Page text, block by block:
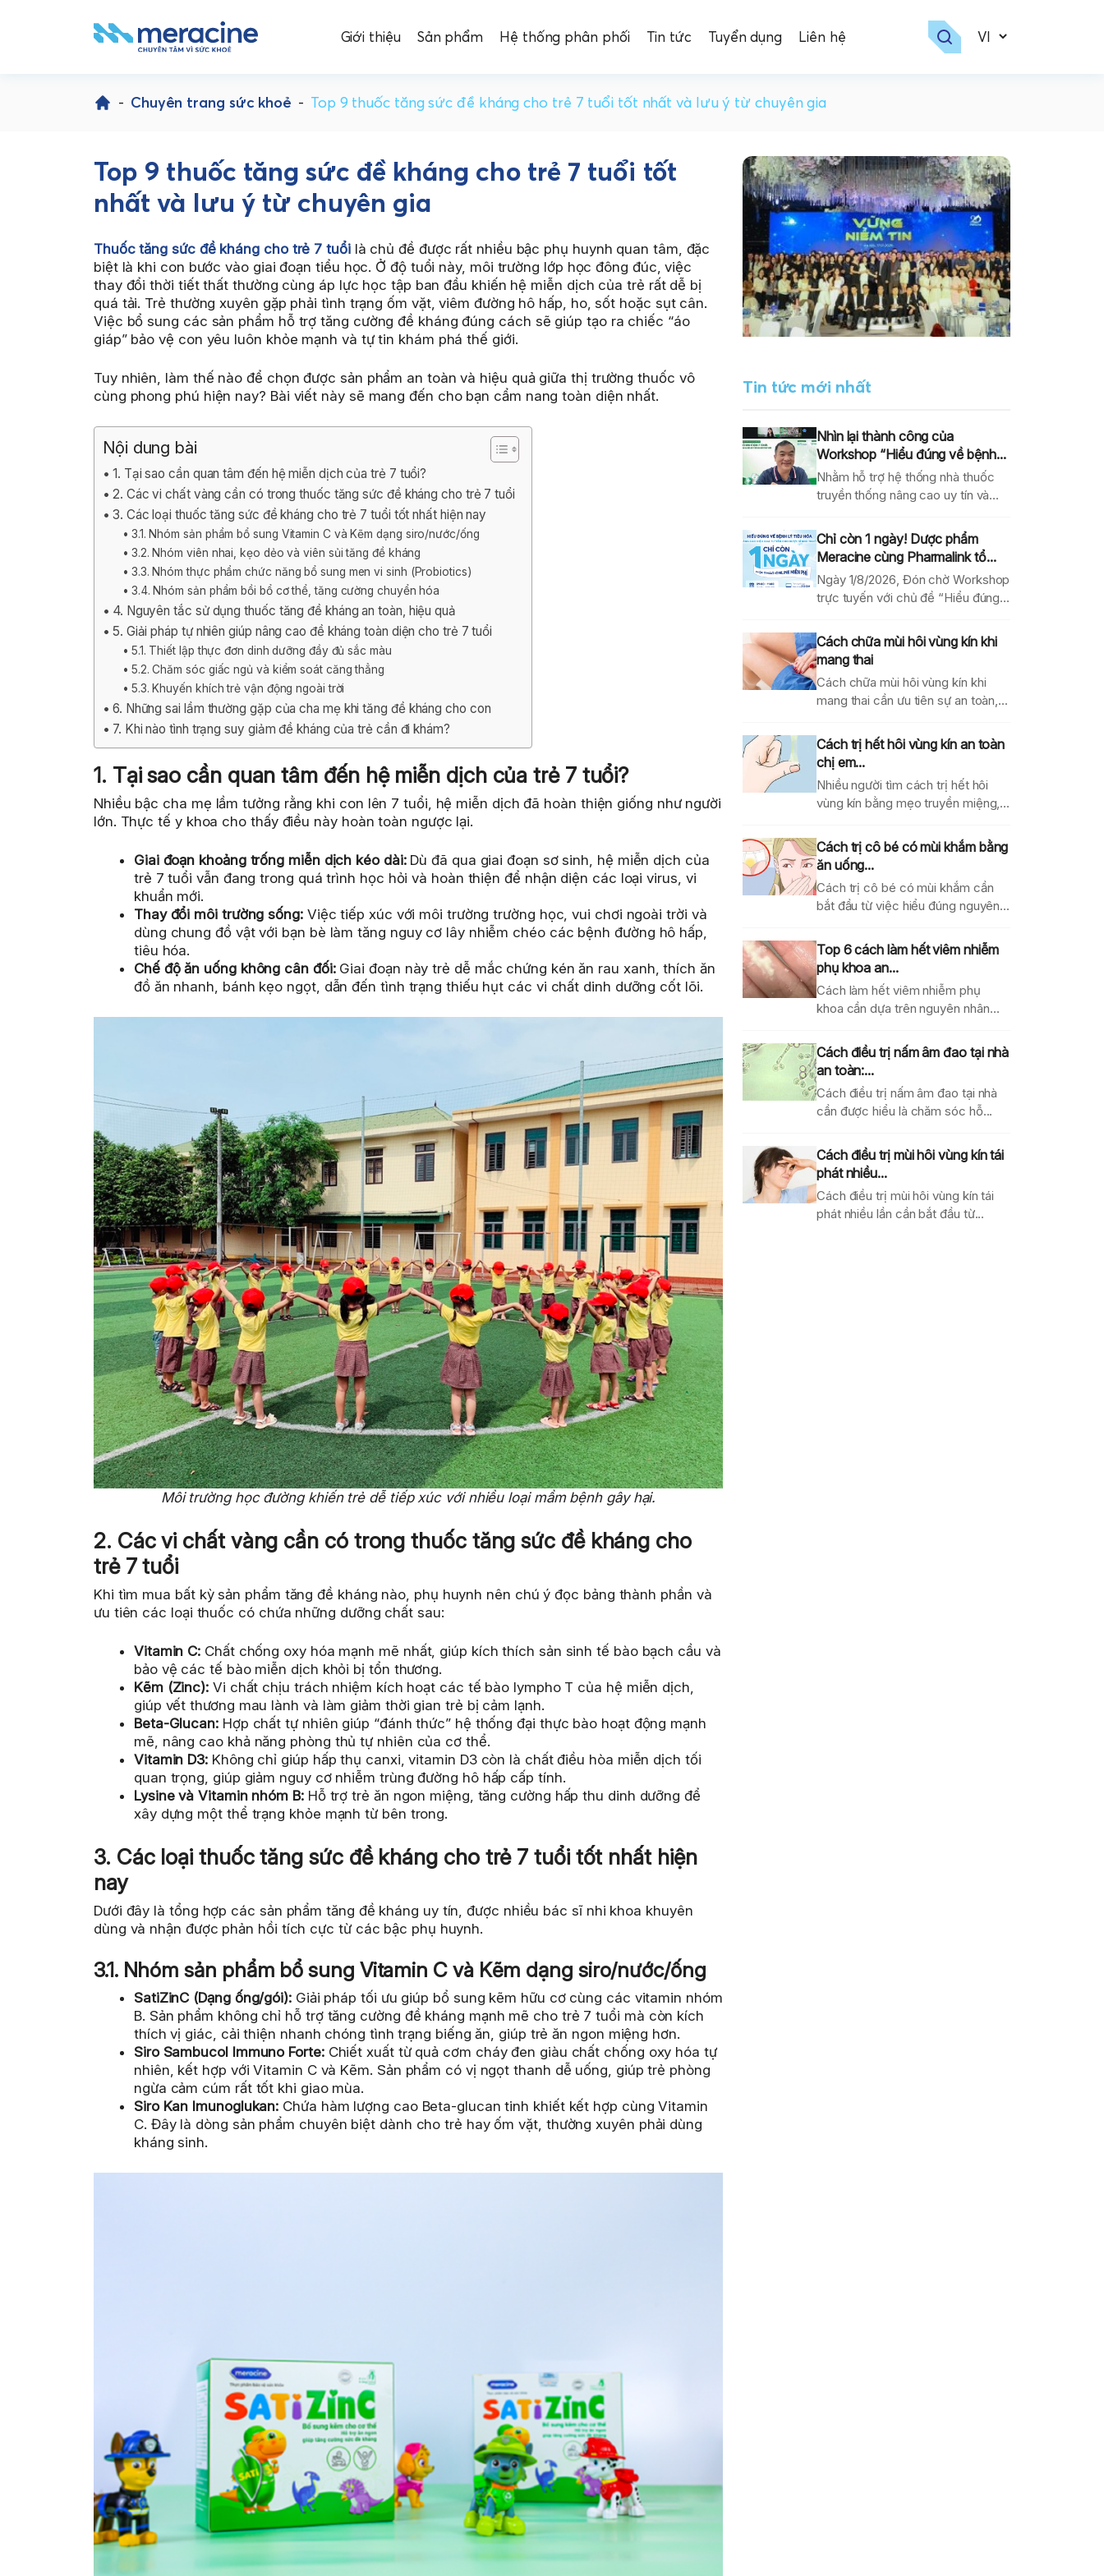
Giới thiệu Sản phẩm Hệ thống phân phối Tin tức Tuyển dụng Liên hệ
- Chuyên trang sức khoẻ - Top 9 thuốc tăng sức đề kháng cho trẻ 7 tuổi tốt nhất và lưu ý từ chuyên gia
Top 9 thuốc tăng sức đề kháng cho trẻ 7 tuổi tốt
nhất và lưu ý từ chuyên gia
Thuốc tăng sức đề kháng cho trẻ 7 tuổilà chủ đề được rất nhiều bậc phụ huynh quan tâm, đặc
biệt là khi con bước vào giai đoạn tiểu học. Ở độ tuổi này, môi trường lớp học đông đúc, việc
thay đổi thời tiết thất thường cùng áp lực học tập ban đầu khiến hệ miễn dịch của trẻ rất dễ bị
quá tải. Trẻ thường xuyên gặp phải tình trạng ốm vặt, viêm đường hô hấp, ho, sốt hoặc sụt cân.
Việc bổ sung các sản phẩm hỗ trợ tăng cường đề kháng đúng cách sẽ giúp tạo ra chiếc “áo
giáp” bảo vệ con yêu luôn khỏe mạnh và tự tin khám phá thế giới.
Tuy nhiên, làm thế nào để chọn được sản phẩm an toàn và hiệu quả giữa thị trường thuốc vô
cùng phong phú hiện nay? Bài viết này sẽ mang đến cho bạn cẩm nang toàn diện nhất.
Nội dung bài
1. Tại sao cần quan tâm đến hệ miễn dịch của trẻ 7 tuổi?
2. Các vi chất vàng cần có trong thuốc tăng sức đề kháng cho trẻ 7 tuổi
3. Các loại thuốc tăng sức đề kháng cho trẻ 7 tuổi tốt nhất hiện nay
3.1. Nhóm sản phẩm bổ sung Vitamin C và Kẽm dạng siro/nước/ống
3.2. Nhóm viên nhai, kẹo dẻo và viên sủi tăng đề kháng
3.3. Nhóm thực phẩm chức năng bổ sung men vi sinh (Probiotics)
3.4. Nhóm sản phẩm bồi bổ cơ thể, tăng cường chuyển hóa
4. Nguyên tắc sử dụng thuốc tăng đề kháng an toàn, hiệu quả
5. Giải pháp tự nhiên giúp nâng cao đề kháng toàn diện cho trẻ 7 tuổi
5.1. Thiết lập thực đơn dinh dưỡng đầy đủ sắc màu
5.2. Chăm sóc giấc ngủ và kiểm soát căng thẳng
5.3. Khuyến khích trẻ vận động ngoài trời
6. Những sai lầm thường gặp của cha mẹ khi tăng đề kháng cho con
7. Khi nào tình trạng suy giảm đề kháng của trẻ cần đi khám?
1. Tại sao cần quan tâm đến hệ miễn dịch của trẻ 7 tuổi?
Nhiều bậc cha mẹ lầm tưởng rằng khi con lên 7 tuổi, hệ miễn dịch đã hoàn thiện giống như người
lớn. Thực tế y khoa cho thấy điều này hoàn toàn ngược lại.
Giai đoạn khoảng trống miễn dịch kéo dài:Dù đã qua giai đoạn sơ sinh, hệ miễn dịch của
trẻ 7 tuổi vẫn đang trong quá trình học hỏi và hoàn thiện để nhận diện các loại virus, vi
khuẩn mới.
Thay đổi môi trường sống:Việc tiếp xúc với môi trường trường học, vui chơi ngoài trời và
dùng chung đồ vật với bạn bè làm tăng nguy cơ lây nhiễm chéo các bệnh đường hô hấp,
tiêu hóa.
Chế độ ăn uống không cân đối:Giai đoạn này trẻ dễ mắc chứng kén ăn rau xanh, thích ăn
đồ ăn nhanh, bánh kẹo ngọt, dẫn đến tình trạng thiếu hụt các vi chất dinh dưỡng cốt lõi.
Môi trường học đường khiến trẻ dễ tiếp xúc với nhiều loại mầm bệnh gây hại.
2. Các vi chất vàng cần có trong thuốc tăng sức đề kháng cho
trẻ 7 tuổi
Khi tìm mua bất kỳ sản phẩm tăng đề kháng nào, phụ huynh nên chú ý đọc bảng thành phần và
ưu tiên các loại thuốc có chứa những dưỡng chất sau:
Vitamin C: Chất chống oxy hóa mạnh mẽ nhất, giúp kích thích sản sinh tế bào bạch cầu và
bảo vệ các tế bào miễn dịch khỏi bị tổn thương.
Kẽm (Zinc): Vi chất chịu trách nhiệm kích hoạt các tế bào lympho T của hệ miễn dịch,
giúp vết thương mau lành và làm giảm thời gian trẻ bị cảm lạnh.
Beta-Glucan:Hợp chất tự nhiên giúp “đánh thức” hệ thống đại thực bào hoạt động mạnh
mẽ, nâng cao khả năng phòng thủ tự nhiên của cơ thể.
Vitamin D3: Không chỉ giúp hấp thụ canxi, vitamin D3 còn là chất điều hòa miễn dịch tối
quan trọng, giúp giảm nguy cơ nhiễm trùng đường hô hấp cấp tính.
Lysine và Vitamin nhóm B:Hỗ trợ trẻ ăn ngon miệng, tăng cường hấp thu dinh dưỡng để
xây dựng một thể trạng khỏe mạnh từ bên trong.
3. Các loại thuốc tăng sức đề kháng cho trẻ 7 tuổi tốt nhất hiện
nay
Dưới đây là tổng hợp các sản phẩm tăng đề kháng uy tín, được nhiều bác sĩ nhi khoa khuyên
dùng và nhận được phản hồi tích cực từ các bậc phụ huynh.
3.1. Nhóm sản phẩm bổ sung Vitamin C và Kẽm dạng siro/nước/ống
SatiZinC (Dạng ống/gói):Giải pháp tối ưu giúp bổ sung kẽm hữu cơ cùng các vitamin nhóm
B. Sản phẩm không chỉ hỗ trợ tăng cường đề kháng mạnh mẽ cho trẻ 7 tuổi mà còn kích
thích vị giác, cải thiện nhanh chóng tình trạng biếng ăn, giúp trẻ ăn ngon miệng hơn.
Siro Sambucol Immuno Forte:Chiết xuất từ quả cơm cháy đen giàu chất chống oxy hóa tự
nhiên, kết hợp với Vitamin C và Kẽm. Sản phẩm có vị ngọt thanh dễ uống, giúp trẻ phòng
ngừa cảm cúm rất tốt khi giao mùa.
Siro Kan Imunoglukan: Chứa hàm lượng cao Beta-glucan tinh khiết kết hợp cùng Vitamin
C. Đây là dòng sản phẩm chuyên biệt dành cho trẻ hay ốm vặt, thường xuyên phải dùng
kháng sinh.
Tin tức mới nhất
Nhìn lại thành công của
Workshop “Hiểu đúng về bệnh...
Nhằm hỗ trợ hệ thống nhà thuốc
truyền thống nâng cao uy tín và
Chỉ còn 1 ngày! Dược phẩm
Meracine cùng Pharmalink tổ...
Ngày 1/8/2026, Đón chờ Workshop
trực tuyến với chủ đề “Hiểu đúng
Cách chữa mùi hôi vùng kín khi
mang thai
Cách chữa mùi hôi vùng kín khi
mang thai cần ưu tiên sự an toàn,...
Cách trị hết hôi vùng kín an toàn
chị em...
Nhiều người tìm cách trị hết hôi
vùng kín bằng mẹo truyền miệng,
Cách trị cô bé có mùi khắm bằng
ăn uống...
Cách trị cô bé có mùi khắm cần
bắt đầu từ việc hiểu đúng nguyên...
Top 6 cách làm hết viêm nhiễm
phụ khoa an...
Cách làm hết viêm nhiễm phụ
khoa cần dựa trên nguyên nhân
Cách điều trị nấm âm đao tại nhà
an toàn:...
Cách điều trị nấm âm đao tại nhà
cần được hiểu là chăm sóc hỗ...
Cách điều trị mùi hôi vùng kín tái
phát nhiều...
Cách điều trị mùi hôi vùng kín tái
phát nhiều lần cần bắt đầu từ...